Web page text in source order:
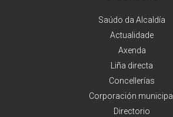
Saúdo da Alcaldía
Actualidade
Axenda
Liña directa
Concellerías
Corporación municipal
Directorio